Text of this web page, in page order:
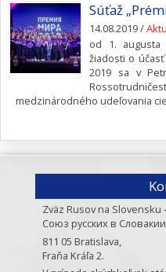
Súťaž
14.08.2019 /
od 1.
žiadosti o účasť
2019 sa v
medzinárodného udeľovania
Zväz Rusov na Slovensku
Союз русских в
811 05 Bratislava,
Fraňa Kráľa 2.